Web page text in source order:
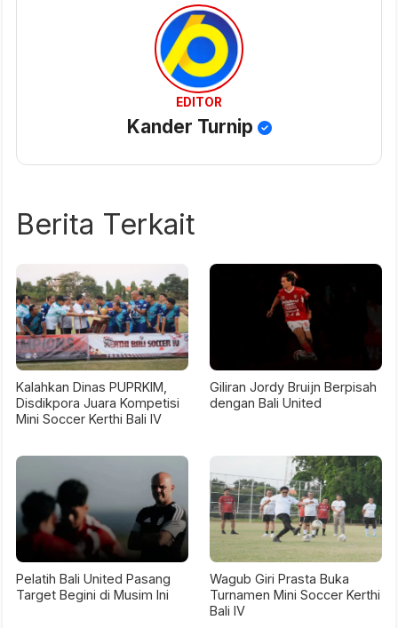
EDITOR
Kander Turnip
Berita Terkait
Kalahkan Dinas PUPRKIM,
Disdikpora Juara Kompetisi
Mini Soccer Kerthi Bali IV
Giliran Jordy Bruijn Berpisah
dengan Bali United
Pelatih Bali United Pasang
Target Begini di Musim Ini
Wagub Giri Prasta Buka
Turnamen Mini Soccer Kerthi
Bali IV